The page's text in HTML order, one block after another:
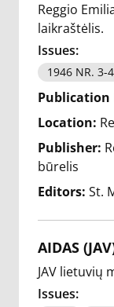
Reggio
laikraštėlis.
Issues:
1946 NR. 3-4
Publication
Location:
Publisher:
būrelis
Editors: St.
AIDAS
JAV lietuvių
Issues: